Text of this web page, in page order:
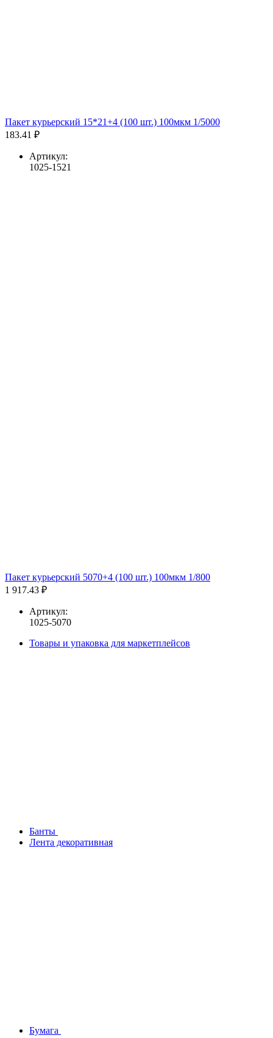
Пакет курьерский 15*21+4 (100 шт.) 100мкм 1/5000
183.41 ₽
Артикул:
1025-1521
Пакет курьерский 5070+4 (100 шт.) 100мкм 1/800
1 917.43 ₽
Артикул:
1025-5070
Товары и упаковка для маркетплейсов
Банты
Лента декоративная
Бумага